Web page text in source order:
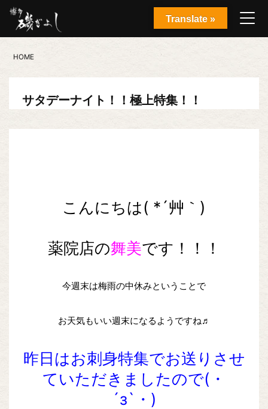
HOME
サタデーナイト！！極上特集！！
こんにちは( *´艸｀)
薬院店の舞美です！！！
今週末は梅雨の中休みということで
お天気もいい週末になるようですね♬
昨日はお刺身特集でお送りさせ
ていただきましたので(・
´з`・)
Translate »